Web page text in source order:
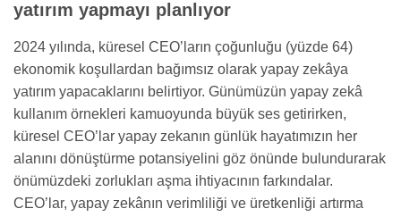
yatırım yapmayı planlıyor
2024 yılında, küresel CEO’ların çoğunluğu (yüzde 64)
ekonomik koşullardan bağımsız olarak yapay zekâya
yatırım yapacaklarını belirtiyor. Günümüzün yapay zekâ
kullanım örnekleri kamuoyunda büyük ses getirirken,
küresel CEO’lar yapay zekanın günlük hayatımızın her
alanını dönüştürme potansiyelini göz önünde bulundurarak
önümüzdeki zorlukları aşma ihtiyacının farkındalar.
CEO’lar, yapay zekânın verimliliği ve üretkenliği artırma